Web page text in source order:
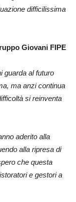
difficilissima
Giovani FIPE
guarda al futuro
ma anzi continua
si reinventa
aderito alla
alla ripresa di
che questa
e gestori a